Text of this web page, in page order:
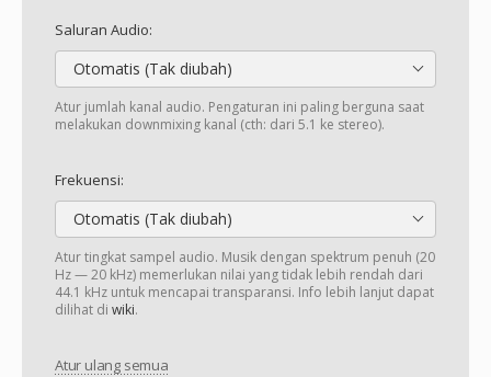
Saluran Audio:
Otomatis (Tak diubah)
Atur jumlah kanal audio. Pengaturan ini paling berguna saat
melakukan downmixing kanal (cth: dari 5.1 ke stereo).
Frekuensi:
Otomatis (Tak diubah)
Atur tingkat sampel audio. Musik dengan spektrum penuh (20
Hz — 20 kHz) memerlukan nilai yang tidak lebih rendah dari
44.1 kHz untuk mencapai transparansi. Info lebih lanjut dapat
dilihat di wiki.
Atur ulang semua